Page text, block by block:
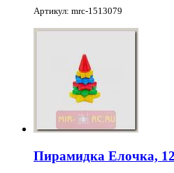
Артикул: mrc-1513079
Пирамидка Елочка, 12